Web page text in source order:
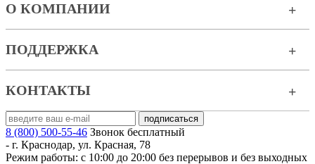
О КОМПАНИИ
ПОДДЕРЖКА
КОНТАКТЫ
8 (800) 500-55-46 Звонок бесплатный
- г. Краснодар, ул. Красная, 78
Режим работы: с 10:00 до 20:00 без перерывов и без выходных